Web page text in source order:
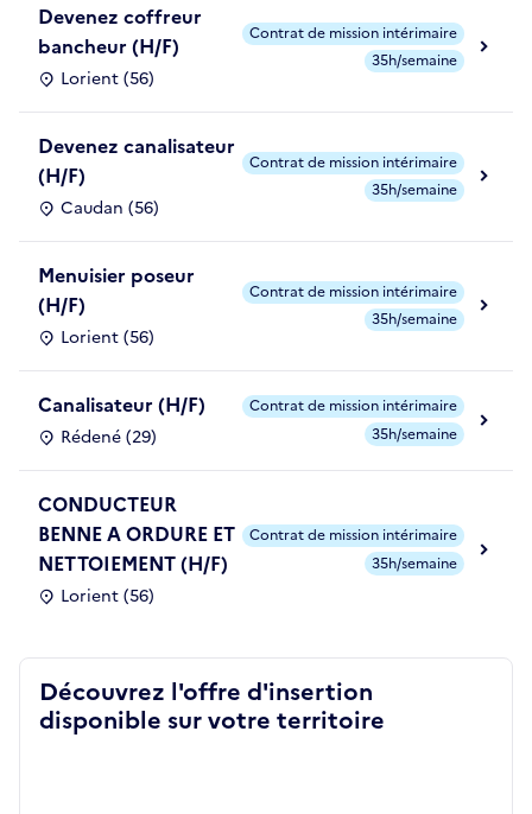
Devenez coffreur
bancheur (H/F)
Lorient (56)
Contrat de mission intérimaire
35h/semaine
Devenez canalisateur
(H/F)
Caudan (56)
Contrat de mission intérimaire
35h/semaine
Menuisier poseur
(H/F)
Lorient (56)
Contrat de mission intérimaire
35h/semaine
Canalisateur (H/F)
Rédené (29)
Contrat de mission intérimaire
35h/semaine
CONDUCTEUR
BENNE A ORDURE ET
NETTOIEMENT (H/F)
Lorient (56)
Contrat de mission intérimaire
35h/semaine
Découvrez l'offre d'insertion
disponible sur votre territoire